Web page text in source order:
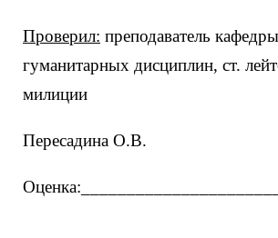
Проверил: преподаватель
гуманитарных дисциплин, ст.
милиции
Пересадина О.В.
Оценка:______________________